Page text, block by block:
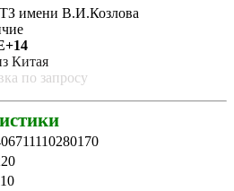
имени В.И.Козлова
Китая
по запросу